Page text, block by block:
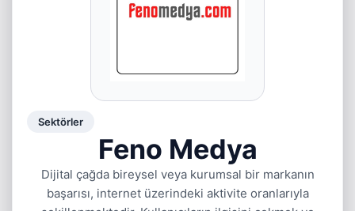
Sektörler
Feno Medya
Dijital çağda bireysel veya kurumsal bir markanın
başarısı, internet üzerindeki aktivite oranlarıyla